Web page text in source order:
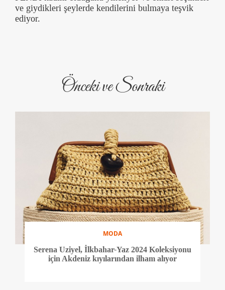
ve giydikleri şeylerde kendilerini bulmaya teşvik
ediyor.
Önceki ve Sonraki
MODA
Serena Uziyel, İlkbahar-Yaz 2024 Koleksiyonu
için Akdeniz kıyılarından ilham alıyor